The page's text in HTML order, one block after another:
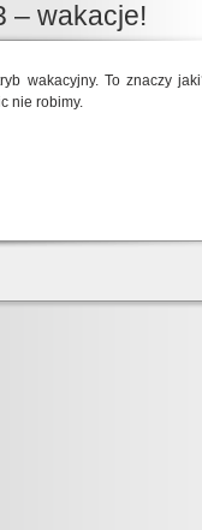
– wakacje!
wakacyjny. To znaczy
nie robimy.